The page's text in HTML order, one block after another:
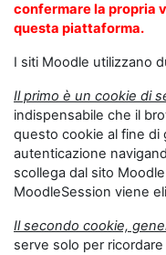
confermare la propria
questa piattaforma.
I siti Moodle utilizzano
Il primo è un cookie di
indispensabile che il
questo cookie al fine di
autenticazione
scollega dal sito
MoodleSession viene
Il secondo cookie,
serve solo per